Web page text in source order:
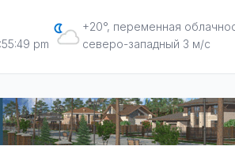
pm
+20°, переменная
северо-западный 3 м/с